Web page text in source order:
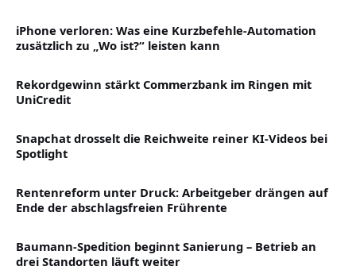
iPhone verloren: Was eine Kurzbefehle-Automation
zusätzlich zu „Wo ist?“ leisten kann
Rekordgewinn stärkt Commerzbank im Ringen mit
UniCredit
Snapchat drosselt die Reichweite reiner KI-Videos bei
Spotlight
Rentenreform unter Druck: Arbeitgeber drängen auf
Ende der abschlagsfreien Frührente
Baumann-Spedition beginnt Sanierung – Betrieb an
drei Standorten läuft weiter